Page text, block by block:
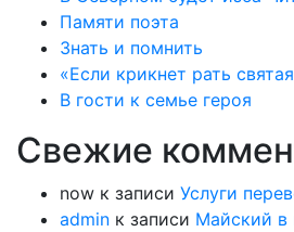
Памяти поэта
Знать и помнить
«Если крикнет рать
В гости к семье героя
Свежие
now к записи Услуги
admin к записи Майский в